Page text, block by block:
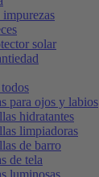
solar
para ojos y labios
hidratantes
limpiadoras
de barro
de tela
luminosas